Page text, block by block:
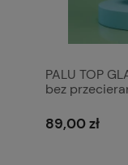
PALU TOP
bez
89,00 zł